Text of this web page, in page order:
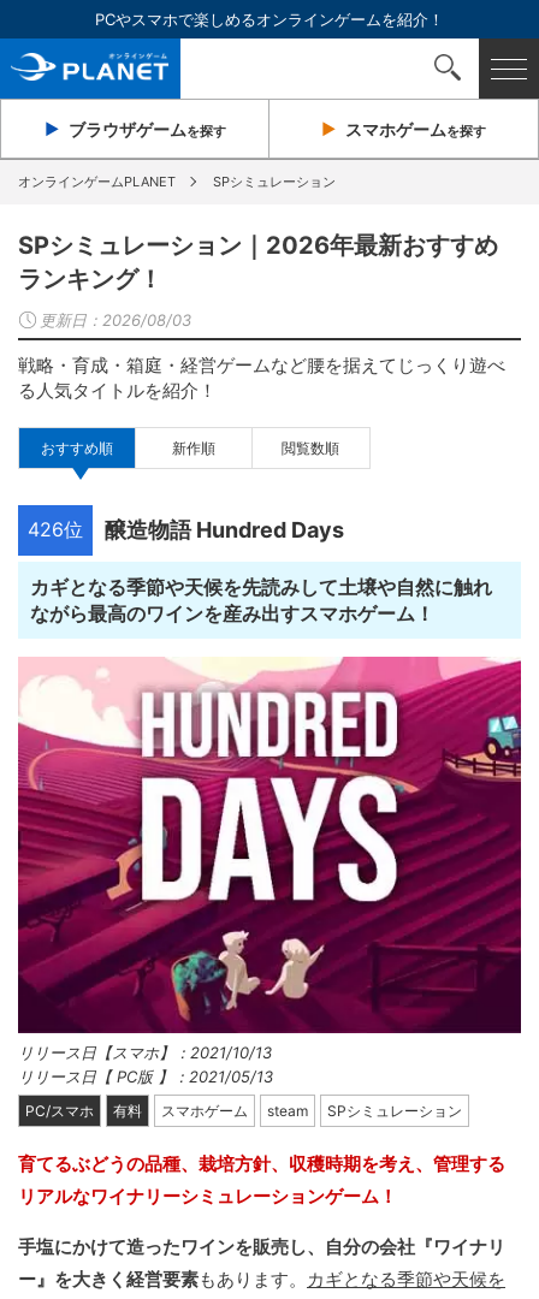
PCやスマホで楽しめるオンラインゲームを紹介！
ブラウザゲームを探す スマホゲームを探す
オンラインゲームPLANET SPシミュレーション
SPシミュレーション｜2026年最新おすすめ
ランキング！
更新日： 2026/08/03
戦略・育成・箱庭・経営ゲームなど腰を据えてじっくり遊べ
る人気タイトルを紹介！
おすすめ順 新作順 閲覧数順
426位 醸造物語 Hundred Days
カギとなる季節や天候を先読みして土壌や自然に触れ
ながら最高のワインを産み出すスマホゲーム！
リリース日【スマホ】：2021/10/13
リリース日【 PC版 】：2021/05/13
PC/スマホ 有料 スマホゲーム steam SPシミュレーション
育てるぶどうの品種、栽培方針、収穫時期を考え、管理する
リアルなワイナリーシミュレーションゲーム！
手塩にかけて造ったワインを販売し、自分の会社『ワイナリ
ー』を大きく経営要素もあります。
カギとなる季節や天候を